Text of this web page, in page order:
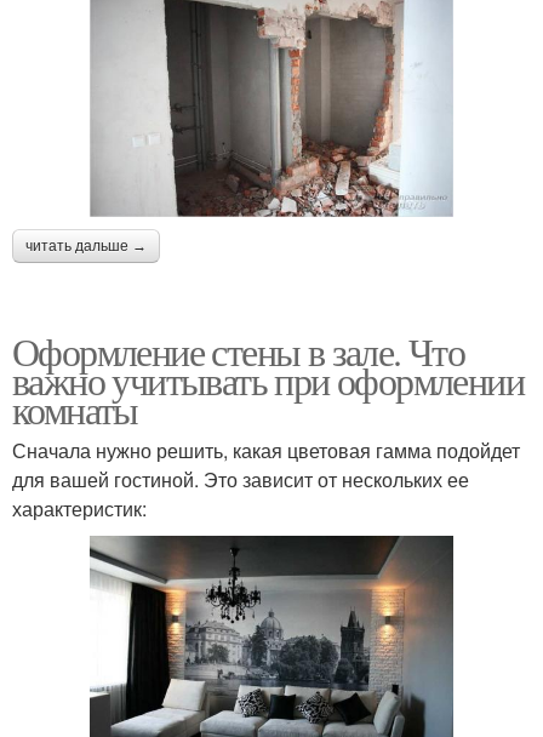
читать дальше →
Оформление стены в зале. Что
важно учитывать при оформлении
комнаты
Сначала нужно решить, какая цветовая гамма подойдет
для вашей гостиной. Это зависит от нескольких ее
характеристик: